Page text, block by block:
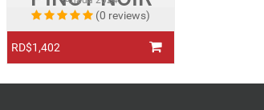
(0 reviews)
RD$1,402